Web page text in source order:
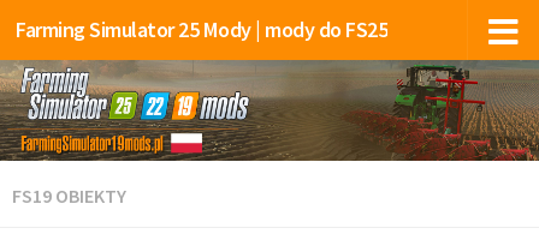
Farming Simulator 25 Mody | mody do FS25
FS19 OBIEKTY